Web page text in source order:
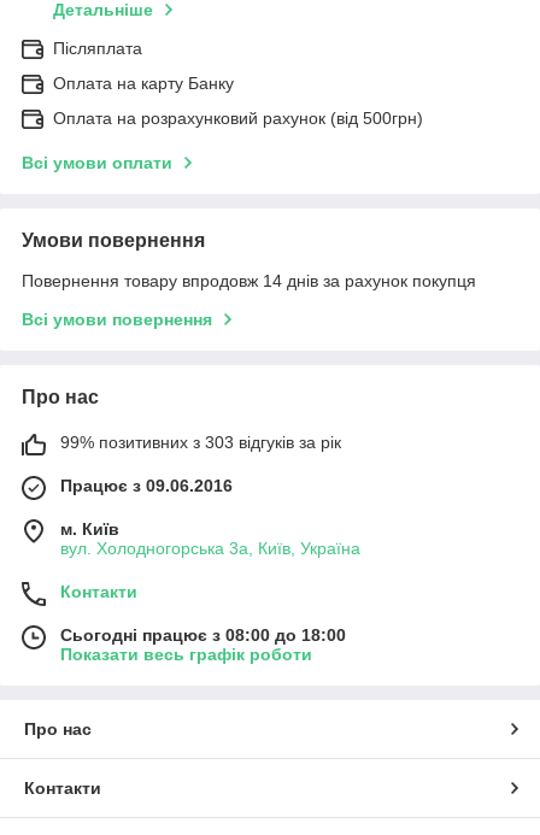
Детальніше
Післяплата
Оплата на карту Банку
Оплата на розрахунковий рахунок (від 500грн)
Всі умови оплати
Умови повернення
Повернення товару впродовж 14 днів за рахунок покупця
Всі умови повернення
Про нас
99% позитивних з 303 відгуків за рік
Працює з 09.06.2016
м. Київ
вул. Холодногорська 3а, Київ, Україна
Контакти
Сьогодні працює з 08:00 до 18:00
Показати весь графік роботи
Про нас
Контакти